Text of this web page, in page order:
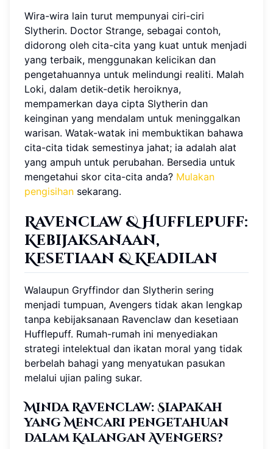
Wira-wira lain turut mempunyai ciri-ciri
Slytherin. Doctor Strange, sebagai contoh,
didorong oleh cita-cita yang kuat untuk menjadi
yang terbaik, menggunakan kelicikan dan
pengetahuannya untuk melindungi realiti. Malah
Loki, dalam detik-detik heroiknya,
mempamerkan daya cipta Slytherin dan
keinginan yang mendalam untuk meninggalkan
warisan. Watak-watak ini membuktikan bahawa
cita-cita tidak semestinya jahat; ia adalah alat
yang ampuh untuk perubahan. Bersedia untuk
mengetahui skor cita-cita anda? Mulakan
pengisihan sekarang.
Ravenclaw & Hufflepuff:
Kebijaksanaan,
Kesetiaan & Keadilan
Walaupun Gryffindor dan Slytherin sering
menjadi tumpuan, Avengers tidak akan lengkap
tanpa kebijaksanaan Ravenclaw dan kesetiaan
Hufflepuff. Rumah-rumah ini menyediakan
strategi intelektual dan ikatan moral yang tidak
berbelah bahagi yang menyatukan pasukan
melalui ujian paling sukar.
Minda Ravenclaw: Siapakah
yang Mencari Pengetahuan
dalam Kalangan Avengers?